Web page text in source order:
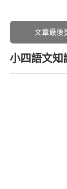
文章最後
小四語文知